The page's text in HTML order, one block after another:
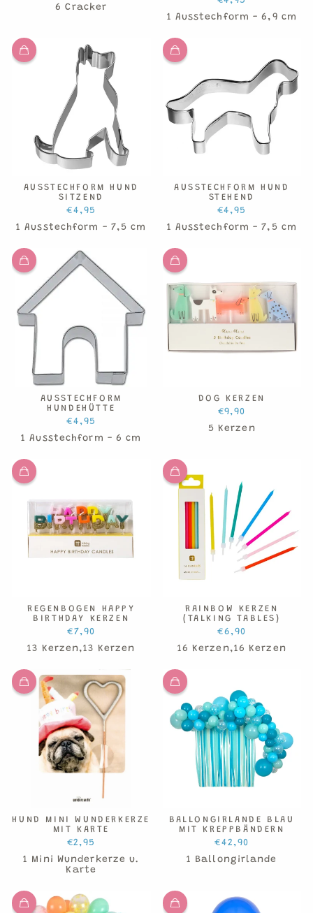
6 Cracker
1 Ausstechform - 6,9 cm
AUSSTECHFORM HUND
SITZEND
€4,95
1 Ausstechform - 7,5 cm
AUSSTECHFORM HUND
STEHEND
€4,95
1 Ausstechform - 7,5 cm
AUSSTECHFORM
HUNDEHÜTTE
€4,95
1 Ausstechform - 6 cm
DOG KERZEN
€9,90
5 Kerzen
REGENBOGEN HAPPY
BIRTHDAY KERZEN
€7,90
13 Kerzen,13 Kerzen
RAINBOW KERZEN
(TALKING TABLES)
€6,90
16 Kerzen,16 Kerzen
HUND MINI WUNDERKERZE
MIT KARTE
€2,95
1 Mini Wunderkerze u.
Karte
BALLONGIRLANDE BLAU
MIT KREPPBÄNDERN
€42,90
1 Ballongirlande